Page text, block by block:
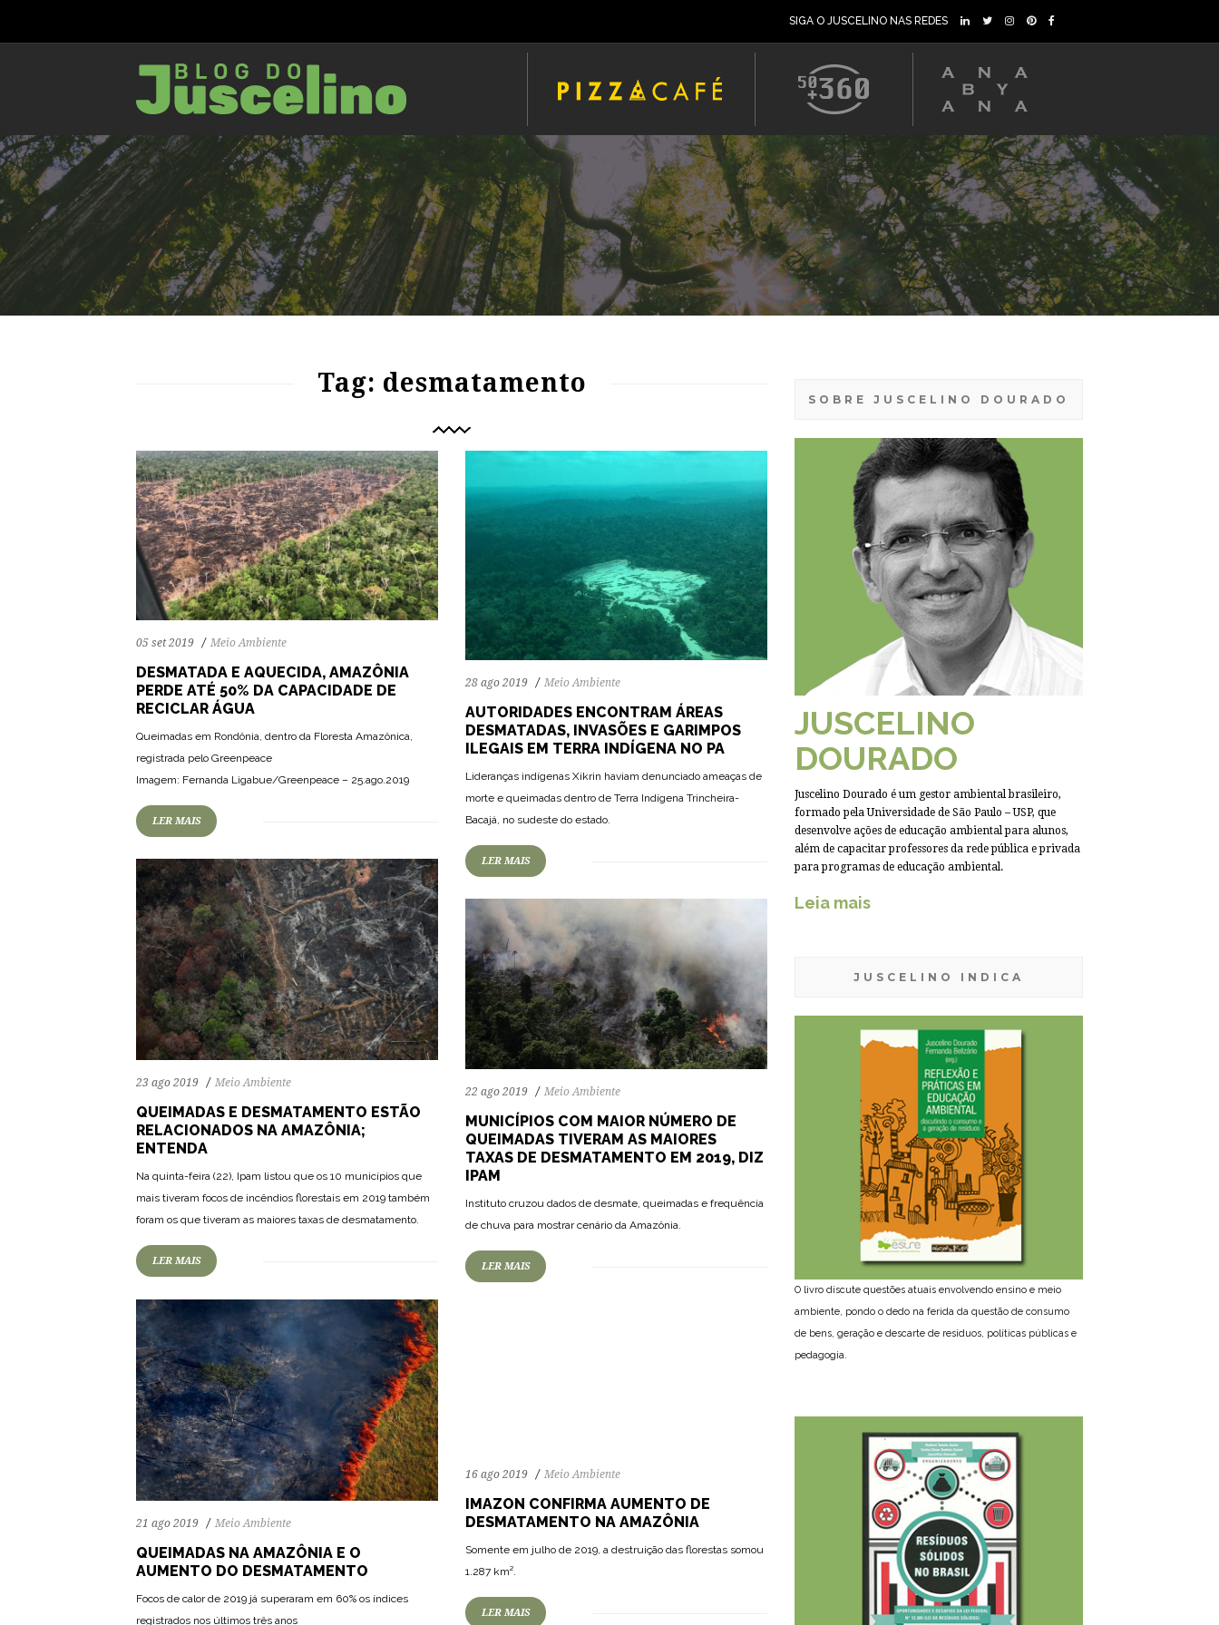
SIGA O JUSCELINO NAS REDES
Tag: desmatamento
05 set 2019 Meio Ambiente
DESMATADA E AQUECIDA, AMAZÔNIA
PERDE ATÉ 50% DA CAPACIDADE DE
RECICLAR ÁGUA
Queimadas em Rondônia, dentro da Floresta Amazônica,
registrada pelo Greenpeace
Imagem: Fernanda Ligabue/Greenpeace – 25.ago.2019
LER MAIS
28 ago 2019 Meio Ambiente
AUTORIDADES ENCONTRAM ÁREAS
DESMATADAS, INVASÕES E GARIMPOS
ILEGAIS EM TERRA INDÍGENA NO PA
Lideranças indígenas Xikrin haviam denunciado ameaças de
morte e queimadas dentro de Terra Indígena Trincheira-
Bacajá, no sudeste do estado.
LER MAIS
23 ago 2019 Meio Ambiente
QUEIMADAS E DESMATAMENTO ESTÃO
RELACIONADOS NA AMAZÔNIA;
ENTENDA
Na quinta-feira (22), Ipam listou que os 10 municípios que
mais tiveram focos de incêndios florestais em 2019 também
foram os que tiveram as maiores taxas de desmatamento.
LER MAIS
22 ago 2019 Meio Ambiente
MUNICÍPIOS COM MAIOR NÚMERO DE
QUEIMADAS TIVERAM AS MAIORES
TAXAS DE DESMATAMENTO EM 2019, DIZ
IPAM
Instituto cruzou dados de desmate, queimadas e frequência
de chuva para mostrar cenário da Amazônia.
LER MAIS
21 ago 2019 Meio Ambiente
QUEIMADAS NA AMAZÔNIA E O
AUMENTO DO DESMATAMENTO
Focos de calor de 2019 já superaram em 60% os índices
registrados nos últimos três anos
16 ago 2019 Meio Ambiente
IMAZON CONFIRMA AUMENTO DE
DESMATAMENTO NA AMAZÔNIA
Somente em julho de 2019, a destruição das florestas somou
1.287 km².
LER MAIS
SOBRE JUSCELINO DOURADO
JUSCELINO
DOURADO
Juscelino Dourado é um gestor ambiental brasileiro,
formado pela Universidade de São Paulo – USP, que
desenvolve ações de educação ambiental para alunos,
além de capacitar professores da rede pública e privada
para programas de educação ambiental.
Leia mais
JUSCELINO INDICA
O livro discute questões atuais envolvendo ensino e meio
ambiente, pondo o dedo na ferida da questão de consumo
de bens, geração e descarte de resíduos, políticas públicas e
pedagogia.